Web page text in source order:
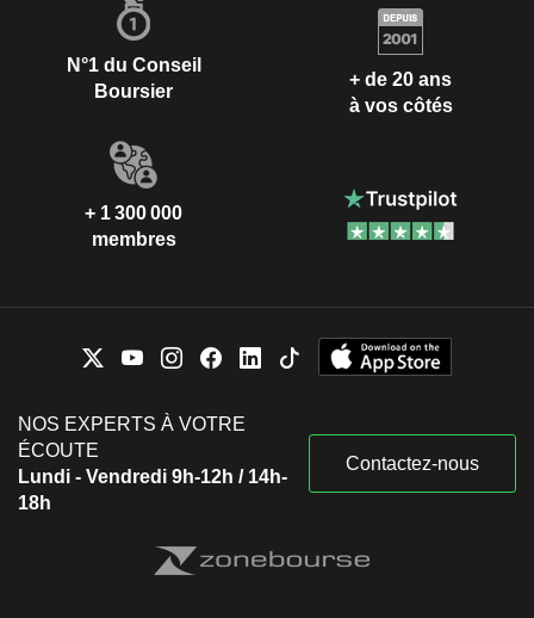
N°1 du Conseil
Boursier
+ de 20 ans
à vos côtés
+ 1 300 000
membres
NOS EXPERTS À VOTRE
ÉCOUTE
Lundi - Vendredi 9h-12h / 14h-
18h
Contactez-nous